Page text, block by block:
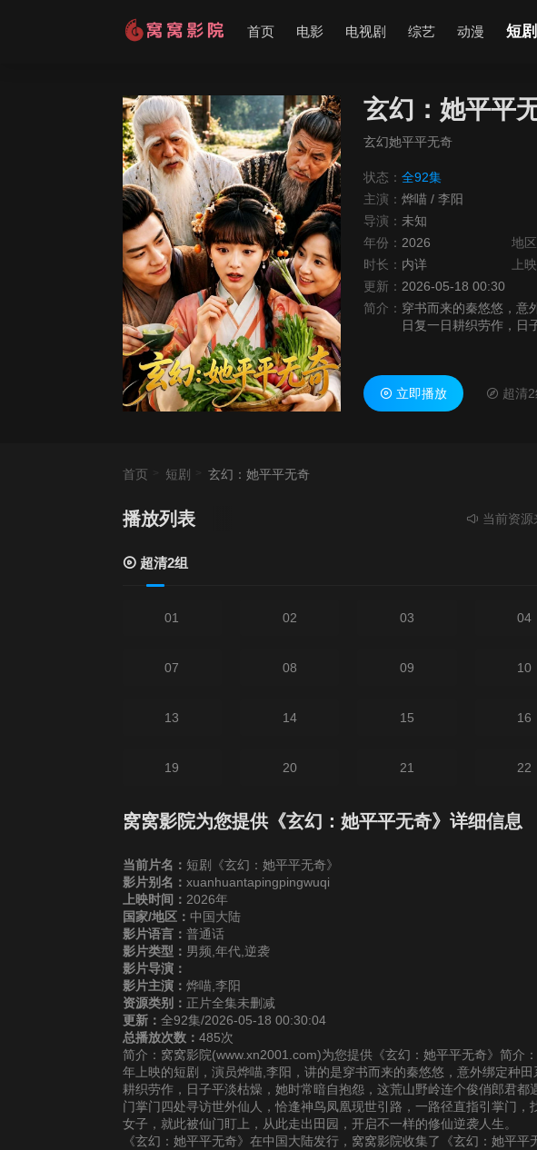
首页 电影 电视剧 综艺 动漫 短剧
玄幻：她平平
玄幻她平平无奇
状态： 全92集
主演： 烨喵 / 李阳
导演： 未知
年份： 2026 地
时长： 内详 上
更新： 2026-05-18 00:30
简介： 穿书而来的秦悠悠，意
日复一日耕织劳作，日
野，身负奇遇的秦悠悠
园，开启不一样的修仙
立即播放 超清2
首页 短剧 玄幻：她平平无奇
播放列表 当前资源来源
超清2组
01 02 03 04
07 08 09 10
13 14 15 16
19 20 21 22
25 26 27 28
31 32
37
43
49 50
55 56 57 58
61 62 63 64
窝窝影院为您提供《玄幻：她平平无奇》详细信息
当前片名： 短剧《玄幻：她平平无奇》
影片别名： xuanhuantapingpingwuqi
上映时间： 2026年
国家/地区： 中国大陆
影片语言： 普通话
影片类型： 男频,年代,逆袭
影片导演：
影片主演： 烨喵,李阳
资源类别： 正片全集未删减
更新： 全92集/2026-05-18 00:30:04
总播放次数： 485次
简介：窝窝影院(www.xn2001.com)为您提供《玄幻：她平平无奇》简介
年上映的短剧，演员烨喵,李阳，讲的是穿书而来的秦悠悠，意外绑定种
耕织劳作，日子平淡枯燥，她时常暗自抱怨，这荒山野岭连个俊俏郎君
门掌门四处寻访世外仙人，恰逢神鸟凤凰现世引路，一路径直指引掌门
女子，就此被仙门盯上，从此走出田园，开启不一样的修仙逆袭人生。
《玄幻：她平平无奇》在中国大陆发行，窝窝影院收集了《玄幻：她平